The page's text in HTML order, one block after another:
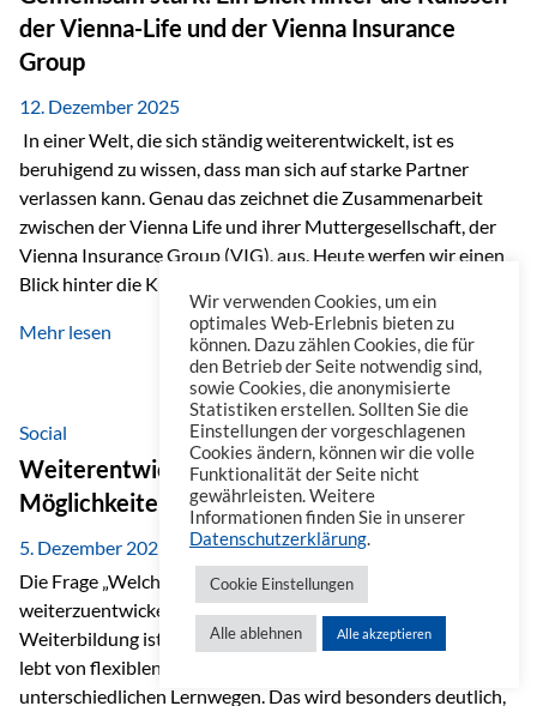
der Vienna-Life und der Vienna Insurance
Group
12. Dezember 2025
In einer Welt, die sich ständig weiterentwickelt, ist es
beruhigend zu wissen, dass man sich auf starke Partner
verlassen kann. Genau das zeichnet die Zusammenarbeit
zwischen der Vienna Life und ihrer Muttergesellschaft, der
Vienna Insurance Group (VIG), aus. Heute werfen wir einen
Blick hinter die Kulissen auf eine Unternehmensgruppe mit
beeindruckender Geschichte, gewachsenem Know-how und
einem stabilen Fundament. Ein starkes Netzwerk in ganz
Europa Die Vienna Insurance Group ist die führende
Versicherungsgruppe in Zentral- und Osteuropa. Mit über
50 Versicherungsgesellschaften in insgesamt 30 Ländern
verbindet sie regionale Stärke mit internationaler
Kompetenz.
Mehr lesen
Social
Weiterentwicklung im Berufsalltag: Welche
Möglichkeiten es gibt
5. Dezember 2025
Die Frage „Welche Möglichkeiten gibt es, sich
weiterzuentwickeln?“ lässt sich heute vielseitig beantworten.
Weiterbildung ist längst kein starrer Prozess mehr, sondern
lebt von flexiblen Formaten, individuellen Bedürfnissen und
unterschiedlichen Lernwegen. Das wird besonders deutlich,
Wir verwenden Cookies, um ein
optimales Web-Erlebnis bieten zu
können. Dazu zählen Cookies, die für
den Betrieb der Seite notwendig sind,
sowie Cookies, die anonymisierte
Statistiken erstellen. Sollten Sie die
Einstellungen der vorgeschlagenen
Cookies ändern, können wir die volle
Funktionalität der Seite nicht
gewährleisten. Weitere
Informationen finden Sie in unserer
Datenschutzerklärung.
Cookie Einstellungen
Alle ablehnen Alle akzeptieren